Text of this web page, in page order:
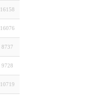
16158
16076
8737
9728
10719